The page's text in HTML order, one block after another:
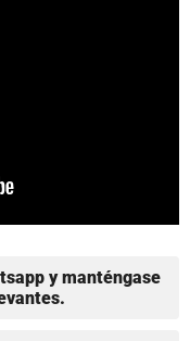
y manténgase